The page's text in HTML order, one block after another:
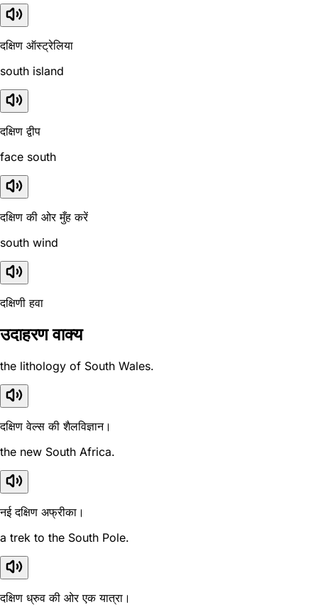
दक्षिण ऑस्ट्रेलिया
south island
दक्षिण द्वीप
face south
दक्षिण की ओर मुँह करें
south wind
दक्षिणी हवा
उदाहरण वाक्य
the lithology of South Wales.
दक्षिण वेल्स की शैलविज्ञान।
the new South Africa.
नई दक्षिण अफ्रीका।
a trek to the South Pole.
दक्षिण ध्रुव की ओर एक यात्रा।